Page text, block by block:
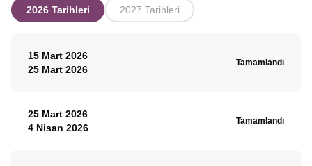
2026 Tarihleri 2027 Tarihleri
15 Mart 2026
25 Mart 2026
Tamamlandı
25 Mart 2026
4 Nisan 2026
Tamamlandı